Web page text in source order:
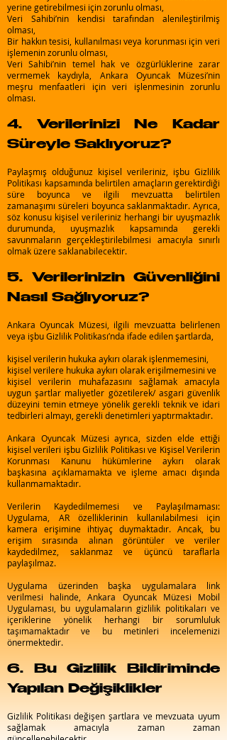
yerine getirebilmesi için zorunlu olması,
Veri Sahibi’nin kendisi tarafından alenileştirilmiş
olması,
Bir hakkın tesisi, kullanılması veya korunması için veri
işlemenin zorunlu olması,
Veri Sahibi’nin temel hak ve özgürlüklerine zarar
vermemek kaydıyla, Ankara Oyuncak Müzesi’nin
meşru menfaatleri için veri işlenmesinin zorunlu
olması.
4. Verilerinizi Ne Kadar
Süreyle Saklıyoruz?
Paylaşmış olduğunuz kişisel verileriniz, işbu Gizlilik
Politikası kapsamında belirtilen amaçların gerektirdiği
süre boyunca ve ilgili mevzuatta belirtilen
zamanaşımı süreleri boyunca saklanmaktadır. Ayrıca,
söz konusu kişisel verileriniz herhangi bir uyuşmazlık
durumunda, uyuşmazlık kapsamında gerekli
savunmaların gerçekleştirilebilmesi amacıyla sınırlı
olmak üzere saklanabilecektir.
5. Verilerinizin Güvenliğini
Nasıl Sağlıyoruz?
Ankara Oyuncak Müzesi, ilgili mevzuatta belirlenen
veya işbu Gizlilik Politikası’nda ifade edilen şartlarda,
kişisel verilerin hukuka aykırı olarak işlenmemesini,
kişisel verilere hukuka aykırı olarak erişilmemesini ve
kişisel verilerin muhafazasını sağlamak amacıyla
uygun şartlar maliyetler gözetilerek/ asgari güvenlik
düzeyini temin etmeye yönelik gerekli teknik ve idari
tedbirleri almayı, gerekli denetimleri yaptırmaktadır.
Ankara Oyuncak Müzesi ayrıca, sizden elde ettiği
kişisel verileri işbu Gizlilik Politikası ve Kişisel Verilerin
Korunması Kanunu hükümlerine aykırı olarak
başkasına açıklamamakta ve işleme amacı dışında
kullanmamaktadır.
Verilerin Kaydedilmemesi ve Paylaşılmaması:
Uygulama, AR özelliklerinin kullanılabilmesi için
kamera erişimine ihtiyaç duymaktadır. Ancak, bu
erişim sırasında alınan görüntüler ve veriler
kaydedilmez, saklanmaz ve üçüncü taraflarla
paylaşılmaz.
Uygulama üzerinden başka uygulamalara link
verilmesi halinde, Ankara Oyuncak Müzesi Mobil
Uygulaması, bu uygulamaların gizlilik politikaları ve
içeriklerine yönelik herhangi bir sorumluluk
taşımamaktadır ve bu metinleri incelemenizi
önermektedir.
6. Bu Gizlilik Bildiriminde
Yapılan Değişiklikler
Gizlilik Politikası değişen şartlara ve mevzuata uyum
sağlamak amacıyla zaman zaman